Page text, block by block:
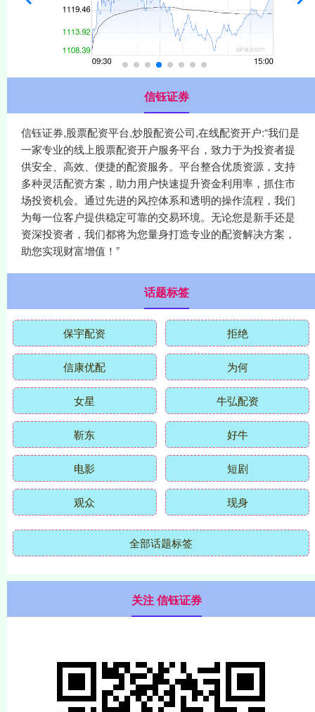
信钰证券
信钰证券,股票配资平台,炒股配资公司,在线配资开户:“我们是
一家专业的线上股票配资开户服务平台，致力于为投资者提
供安全、高效、便捷的配资服务。平台整合优质资源，支持
多种灵活配资方案，助力用户快速提升资金利用率，抓住市
场投资机会。通过先进的风控体系和透明的操作流程，我们
为每一位客户提供稳定可靠的交易环境。无论您是新手还是
资深投资者，我们都将为您量身打造专业的配资解决方案，
助您实现财富增值！”
话题标签
保宇配资 拒绝
信康优配 为何
女星 牛弘配资
靳东 好牛
电影 短剧
观众 现身
全部话题标签
关注 信钰证券